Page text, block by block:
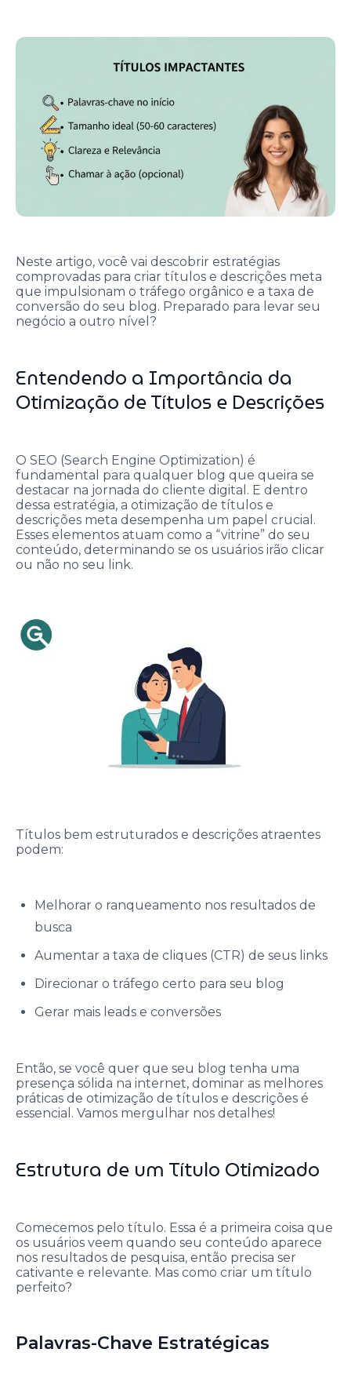
Neste artigo, você vai descobrir estratégias
comprovadas para criar títulos e descrições meta
que impulsionam o tráfego orgânico e a taxa de
conversão do seu blog. Preparado para levar seu
negócio a outro nível?
Entendendo a Importância da
Otimização de Títulos e Descrições
O SEO (Search Engine Optimization) é
fundamental para qualquer blog que queira se
destacar na jornada do cliente digital. E dentro
dessa estratégia, a otimização de títulos e
descrições meta desempenha um papel crucial.
Esses elementos atuam como a “vitrine” do seu
conteúdo, determinando se os usuários irão clicar
ou não no seu link.
Títulos bem estruturados e descrições atraentes
podem:
Melhorar o ranqueamento nos resultados de
busca
Aumentar a taxa de cliques (CTR) de seus links
Direcionar o tráfego certo para seu blog
Gerar mais leads e conversões
Então, se você quer que seu blog tenha uma
presença sólida na internet, dominar as melhores
práticas de otimização de títulos e descrições é
essencial. Vamos mergulhar nos detalhes!
Estrutura de um Título Otimizado
Comecemos pelo título. Essa é a primeira coisa que
os usuários veem quando seu conteúdo aparece
nos resultados de pesquisa, então precisa ser
cativante e relevante. Mas como criar um título
perfeito?
Palavras-Chave Estratégicas